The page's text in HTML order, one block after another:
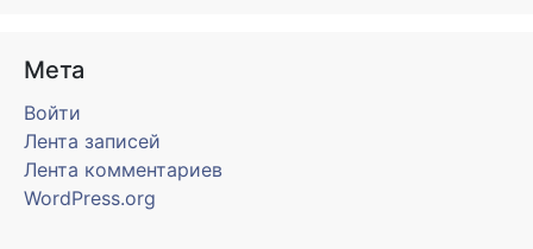
Мета
Войти
Лента записей
Лента комментариев
WordPress.org